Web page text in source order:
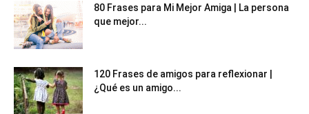
80 Frases para Mi Mejor Amiga | La persona
que mejor...
120 Frases de amigos para reflexionar |
¿Qué es un amigo...